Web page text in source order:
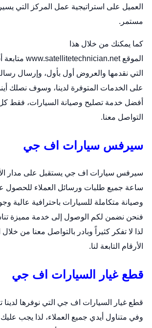
العميل على استراتيجية عمل المركز التي
مستمر.
كما يمكنك من خلال هذا
الموقعwww.satellitetechnician.netمتابعة
التي نقدمها والعروض أول بأول، وإرسال
على الخدمات المتوفرة لدينا، وسوف نصلك
أفضل خدمة تصليح وصيانة السيارات، فقط
التواصل معنا.
سيرفس سيارات اف جي
سيرفس سيارات اف جي يستقبل على مدار
ساعة جميع طلبات ورسائل العملاء للحصول
وصيانة متكاملة للسيارات باحترافية عالية
فنحن نضمن لكم الوصول إلى خدمة مميزة
لذا لا تفكر كثيراً وبادر بالتواصل معنا من
الأرقام التابعة لنا.
قطع غيار السيارات اف جي
قطع غيار السيارات اف جي التي نوفرها لدينا
وفي متناول أيدي جميع العملاء، لذا يجب